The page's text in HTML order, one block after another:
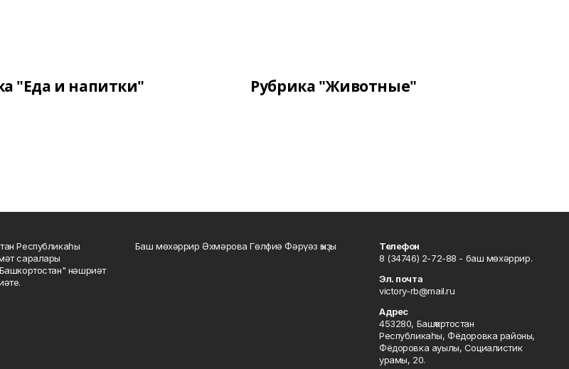
"Еда и напитки" Рубрика "Животные"
Республикаһы
саралары
нәшриәт
Баш мөхәррир Әхмәрова Гөлфиә Фәрүәз ҡыҙы
Телефон
8 (34746) 2-72-88 - баш мөхәррир.
Эл. почта
victory-rb@mail.ru
Адрес
453280, Башҡортостан
Республикаһы, Фёдоровка районы,
Фёдоровка ауылы, Социалистик
урамы, 20.